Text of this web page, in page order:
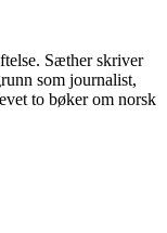
Sæther skriver
som journalist,
to bøker om norsk